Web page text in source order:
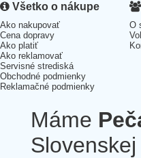
Všetko o nákupe
Ako nakupovať
Cena dopravy
Ako platiť
Ako reklamovať
Servisné strediská
Obchodné podmienky
Reklamačné podmienky
O
Máme